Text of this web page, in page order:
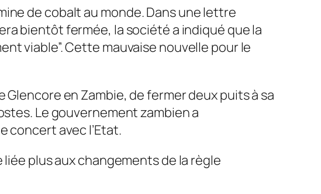
de cobalt au monde. Dans une lettre
bientôt fermée, la société a indiqué que la
viable”. Cette mauvaise nouvelle pour le
en Zambie, de fermer deux puits à sa
Le gouvernement zambien a
concert avec l’Etat.
plus aux changements de la règle